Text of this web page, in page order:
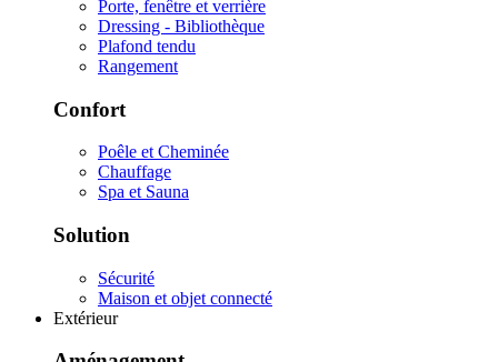
Porte, fenêtre et verrière
Dressing - Bibliothèque
Plafond tendu
Rangement
Confort
Poêle et Cheminée
Chauffage
Spa et Sauna
Solution
Sécurité
Maison et objet connecté
Extérieur